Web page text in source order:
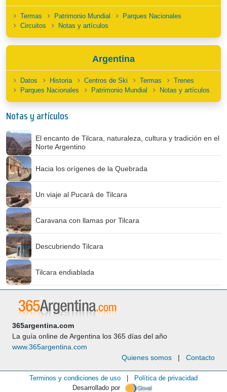
Termas Patrimonio Mundial
Parques Nacionales
Circuitos
Notas y artículos
Argentina
Datos Historia Centros de Ski Termas
Trenes
Parques Nacionales
Patrimonio Mundial Notas y artículos
Notas y artículos
El encanto de Tilcara, naturaleza, cultura y tradición en el
Norte Argentino
Hacia los orígenes de la Quebrada
Un viaje al Pucará de Tilcara
Caravana con llamas por Tilcara
Descubriendo Tilcara
Tilcara endiablada
365argentina.com
La guía online de Argentina los 365 días del año
www.365argentina.com
Quienes somos | Contacto
Terminos y condiciones de uso
Política de privacidad
Desarrollado por